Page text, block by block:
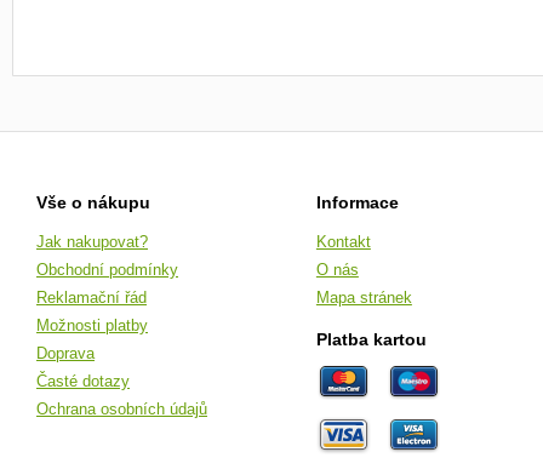
Vše o nákupu
Jak nakupovat?
Obchodní podmínky
Reklamační řád
Možnosti platby
Doprava
Časté dotazy
Ochrana osobních údajů
Informace
Kontakt
O nás
Mapa stránek
Platba kartou